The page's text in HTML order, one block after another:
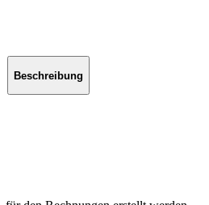
Beschreibung